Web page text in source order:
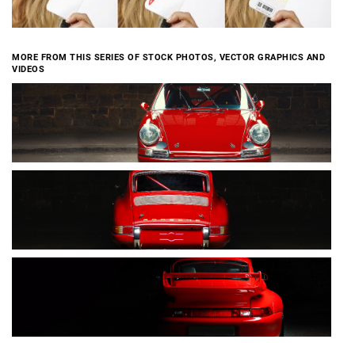
MORE FROM THIS SERIES OF STOCK PHOTOS, VECTOR GRAPHICS AND
VIDEOS